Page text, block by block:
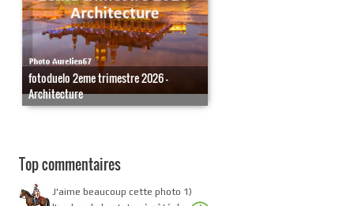
fotoduelo 2eme trimestre 2026 -
Architecture
Top commentaires
J'aime beaucoup cette photo 1)